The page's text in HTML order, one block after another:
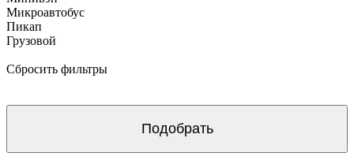
Микроавтобус
Пикап
Грузовой
Сбросить фильтры